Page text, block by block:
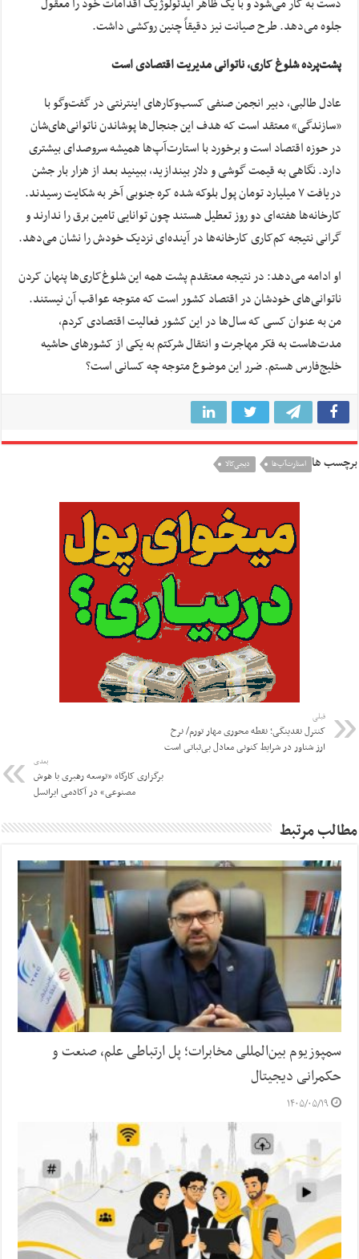
جلوه می‌دهد. طرح صیانت نیز دقیقاً چنین روکشی داشت.
پشت‌پرده شلوغ کاری، ناتوانی مدیریت اقتصادی است
عادل طالبی، دبیر انجمن صنفی کسب‌وکارهای اینترنتی در گفت‌وگو با
«سازندگی» معتقد است که هدف این جنجال‌ها پوشاندن ناتوانی‌های‌شان
در حوزه اقتصاد است و برخورد با استارت‌آپ‌ها همیشه سروصدای بیشتری
دارد. نگاهی به قیمت گوشی و دلار بیندازید، ببینید بعد از هزار بار جشن
دریافت ۷ میلیارد تومان پول بلوکه شده کره جنوبی آخر به شکایت رسیدند.
کارخانه‌ها هفته‌ای دو روز تعطیل هستند چون توانایی تامین برق را ندارند و
گرانی نتیجه کم‌کاری کارخانه‌ها در آینده‌ای نزدیک خودش را نشان می‌دهد.
او ادامه می‌دهد: در نتیجه معتقدم پشت همه این شلوغ‌کاری‌ها پنهان کردن
ناتوانی‌های خودشان در اقتصاد کشور است که متوجه عواقب آن نیستند.
من به عنوان کسی که سال‌ها در این کشور فعالیت اقتصادی کردم،
مدت‌هاست به فکر مهاجرت و انتقال شرکتم به یکی از کشورهای حاشیه
خلیج‌فارس هستم. ضرر این موضوع متوجه چه کسانی است؟
برچسب ها استارت‌آپ‌ها دیجی‌کالا
قبلی
کنترل نقدینگی؛ نقطه محوری مهار تورم/ نرخ
ارز شناور در شرایط کنونی معادل بی‌ثباتی است
بعدی
برگزاری کارگاه «توسعه رهبری با هوش
مصنوعی» در آکادمی ایرانسل
مطالب مرتبط
سمپوزیوم بین‌المللی مخابرات؛ پل ارتباطی علم، صنعت و
حکمرانی دیجیتال
۱۴۰۵/۰۵/۱۹